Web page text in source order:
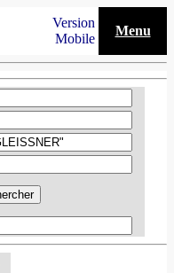
Version
Mobile
Menu